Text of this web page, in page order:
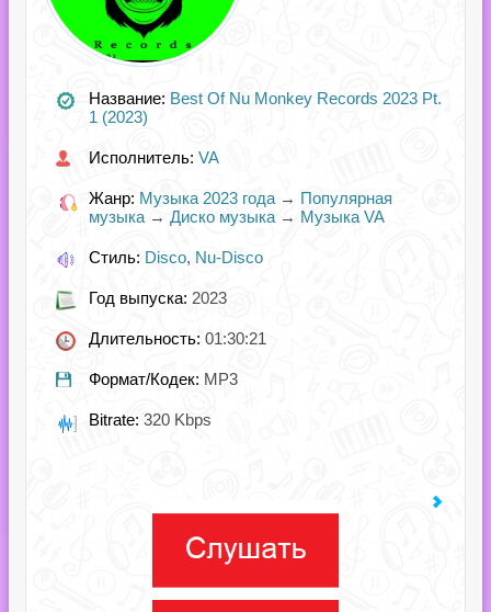
Название: Best Of Nu Monkey Records 2023 Pt.
1 (2023)
Исполнитель: VA
Жанр: Музыка 2023 года → Популярная
музыка → Диско музыка → Музыка VA
Стиль: Disco, Nu-Disco
Год выпуска: 2023
Длительность: 01:30:21
Формат/Кодек: MP3
Bitrate: 320 Kbps